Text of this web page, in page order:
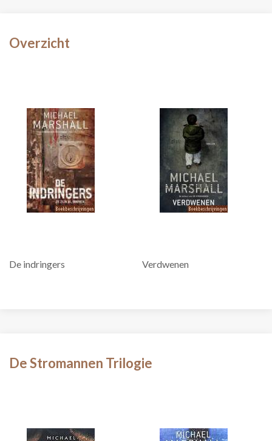
Overzicht
De indringers Verdwenen
De Stromannen Trilogie